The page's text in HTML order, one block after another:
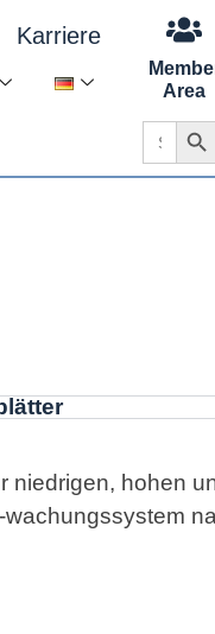
Karriere
Area
Search
for:
niedrigen, hohen